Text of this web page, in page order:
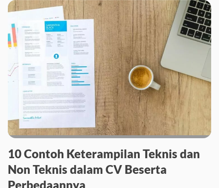
10 Contoh Keterampilan Teknis dan
Non Teknis dalam CV Beserta
Perbedaannya